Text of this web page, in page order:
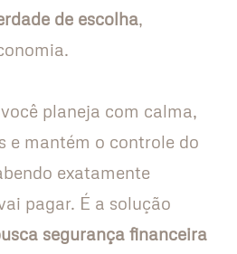
de escolha,
planeja com calma,
e mantém o controle do
exatamente
pagar. É a solução
segurança financeira